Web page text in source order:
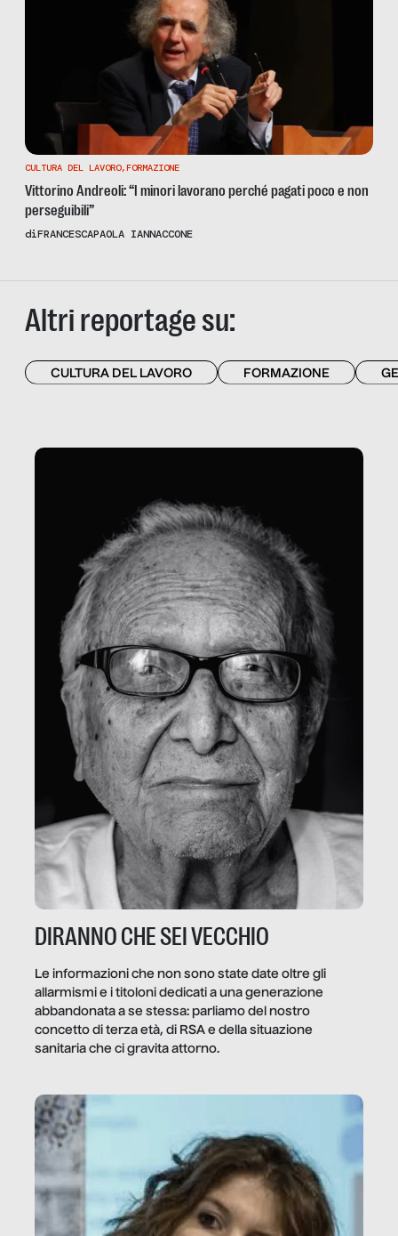
CULTURA DEL LAVORO,FORMAZIONE
Vittorino Andreoli: “I minori lavorano perché pagati poco e non
perseguibili”
diFRANCESCAPAOLA IANNACCONE
Altri reportage su:
CULTURA DEL LAVORO FORMAZIONE
DIRANNO CHE SEI VECCHIO
Le informazioni che non sono state date oltre gli
allarmismi e i titoloni dedicati a una generazione
abbandonata a se stessa: parliamo del nostro
concetto di terza età, di RSA e della situazione
sanitaria che ci gravita attorno.